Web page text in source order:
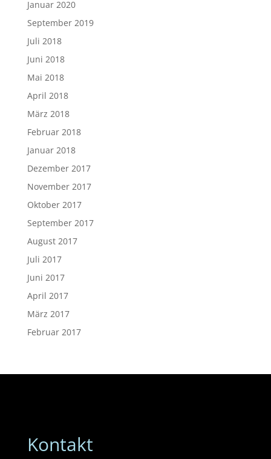
Januar 2020
September 2019
Juli 2018
Juni 2018
Mai 2018
April 2018
März 2018
Februar 2018
Januar 2018
Dezember 2017
November 2017
Oktober 2017
September 2017
August 2017
Juli 2017
Juni 2017
April 2017
März 2017
Februar 2017
Kontakt